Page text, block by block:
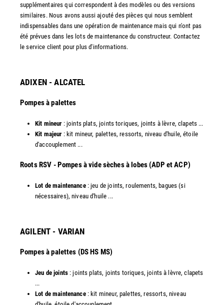
supplémentaires qui correspondent à des modèles ou des versions
similaires. Nous avons aussi ajouté des pièces qui nous semblent
indispensables dans une opération de maintenance mais qui n'ont pas
été prévues dans les lots de maintenance du constructeur. Contactez
le service client pour plus d'informations.
ADIXEN - ALCATEL
Pompes à palettes
Kit mineur : joints plats, joints toriques, joints à lèvre, clapets ...
Kit majeur : kit mineur, palettes, ressorts, niveau d'huile, étoile
d'accouplement ...​
​Roots RSV - Pompes à vide sèches à lobes (ADP et ACP)
Lot de maintenance: jeu de joints, roulements, bagues (si
nécessaires), niveau d'huile ...​
AGILENT - VARIAN
Pompes à palettes (DS HS MS)
Jeu de joints : joints plats, joints toriques, joints à lèvre, clapets
...
Lot de maintenance: kit mineur, palettes, ressorts, niveau